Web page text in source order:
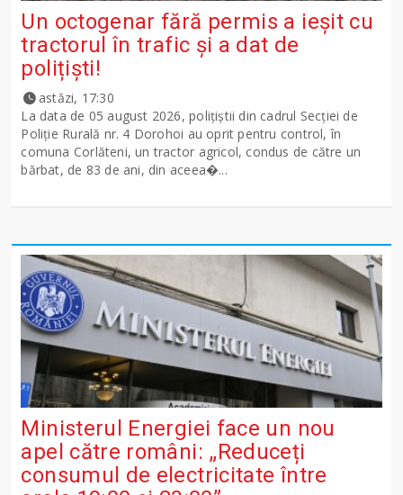
Un octogenar fără permis a ieșit cu
tractorul în trafic și a dat de
polițiști!
astăzi, 17:30
La data de 05 august 2026, polițiștii din cadrul Secției de
Poliție Rurală nr. 4 Dorohoi au oprit pentru control, în
comuna Corlăteni, un tractor agricol, condus de către un
bărbat, de 83 de ani, din aceea�...
Ministerul Energiei face un nou
apel către români: „Reduceți
consumul de electricitate între